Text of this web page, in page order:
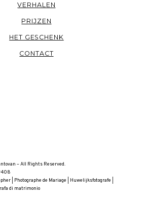
– All Rights Reserved.
| Photographe de Mariage | Huwelijksfotografe |
di matrimonio
VERHALEN
PRIJZEN
HET GESCHENK
CONTACT